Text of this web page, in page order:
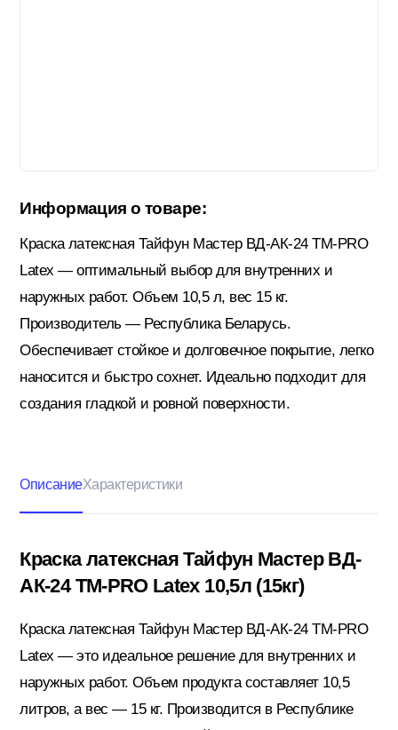
Декоративные штукатурки (готовые)
Картон; Плёнки; Мешки для
строительного мусора
Краски; Грунтовки; Пропитки
Кровельные материалы
Ленты; Серпянки
Металлопрокат
Информация о товаре:
Краска латексная Тайфун Мастер ВД-АК-24 ТМ-PRO
Latex — оптимальный выбор для внутренних и
наружных работ. Объем 10,5 л, вес 15 кг.
Производитель — Республика Беларусь.
Обеспечивает стойкое и долговечное покрытие, легко
наносится и быстро сохнет. Идеально подходит для
создания гладкой и ровной поверхности.
ОписаниеХарактеристики
Краска латексная Тайфун Мастер ВД-
АК-24 ТМ-PRO Latex 10,5л (15кг)
Краска латексная Тайфун Мастер ВД-АК-24 ТМ-PRO
Latex — это идеальное решение для внутренних и
наружных работ. Объем продукта составляет 10,5
литров, а вес — 15 кг. Производится в Республике